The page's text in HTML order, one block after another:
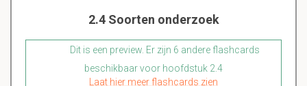
2.4 Soorten onderzoek
Dit is een preview. Er zijn 6 andere flashcards
beschikbaar voor hoofdstuk 2.4
Laat hier meer flashcards zien